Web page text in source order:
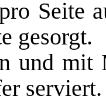
Seite
gesorgt.
und mit
serviert.